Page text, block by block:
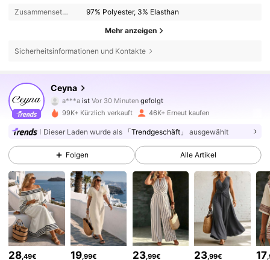
Zusammensetzung: 97% Polyester, 3% Elasthan
Mehr anzeigen
Sicherheitsinformationen und Kontakte
Ceyna
a***a ist
g***a ist am Durchsuchen
4,67
43K Follower
4,67
4,67 43K Follower
4,67 43K Follower
99K+ Kürzlich verkauft 46K+ Erneut kaufen
Dieser Laden wurde als 「Trendgeschäft」 ausgewählt
Folgen Alle Artikel
28,49€ 19,99€ 23,99€ 23,99€ 17